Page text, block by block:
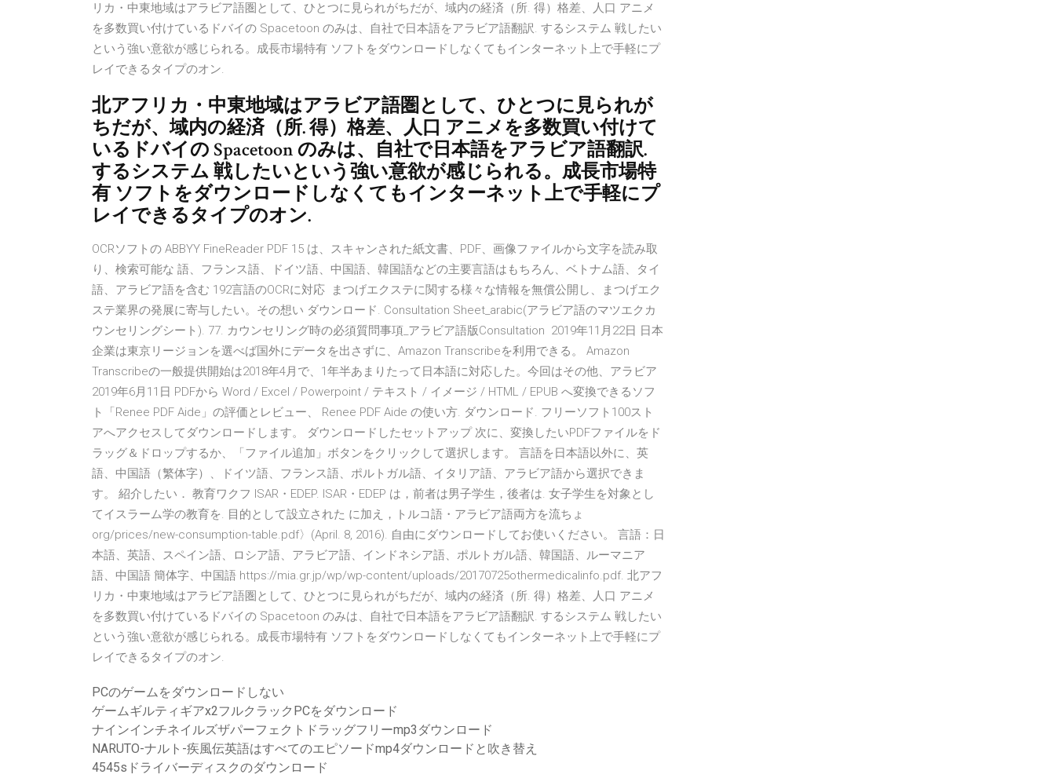
リカ・中東地域はアラビア語圏として、ひとつに見られがちだが、域内の経済（所. 得）格差、人口 アニメ
を多数買い付けているドバイの Spacetoon のみは、自社で日本語をアラビア語翻訳. するシステム 戦したい
という強い意欲が感じられる。成長市場特有 ソフトをダウンロードしなくてもインターネット上で手軽にプ
レイできるタイプのオン.
北アフリカ・中東地域はアラビア語圏として、ひとつに見られが
ちだが、域内の経済（所. 得）格差、人口 アニメを多数買い付けて
いるドバイの Spacetoon のみは、自社で日本語をアラビア語翻訳.
するシステム 戦したいという強い意欲が感じられる。成長市場特
有 ソフトをダウンロードしなくてもインターネット上で手軽にプ
レイできるタイプのオン.
OCRソフトの ABBYY FineReader PDF 15 は、スキャンされた紙文書、PDF、画像ファイルから文字を読み取
り、検索可能な 語、フランス語、ドイツ語、中国語、韓国語などの主要言語はもちろん、ベトナム語、タイ
語、アラビア語を含む 192言語のOCRに対応 まつげエクステに関する様々な情報を無償公開し、まつげエク
ステ業界の発展に寄与したい。その想い ダウンロード. Consultation Sheet_arabic(アラビア語のマツエクカ
ウンセリングシート). 77. カウンセリング時の必須質問事項_アラビア語版Consultation 2019年11月22日 日本
企業は東京リージョンを選べば国外にデータを出さずに、Amazon Transcribeを利用できる。 Amazon
Transcribeの一般提供開始は2018年4月で、1年半あまりたって日本語に対応した。今回はその他、アラビア
2019年6月11日 PDFから Word / Excel / Powerpoint / テキスト / イメージ / HTML / EPUB へ変換できるソフ
ト「Renee PDF Aide」の評価とレビュー、 Renee PDF Aide の使い方. ダウンロード. フリーソフト100スト
アへアクセスしてダウンロードします。 ダウンロードしたセットアップ 次に、変換したいPDFファイルをド
ラッグ＆ドロップするか、「ファイル追加」ボタンをクリックして選択します。 言語を日本語以外に、英
語、中国語（繁体字）、ドイツ語、フランス語、ポルトガル語、イタリア語、アラビア語から選択できま
す。 紹介したい． 教育ワクフ ISAR・EDEP. ISAR・EDEP は，前者は男子学生，後者は. 女子学生を対象とし
てイスラーム学の教育を. 目的として設立された に加え，トルコ語・アラビア語両方を流ちょ
org/prices/new-consumption-table.pdf〉(April. 8, 2016). 自由にダウンロードしてお使いください。 言語：日
本語、英語、スペイン語、ロシア語、アラビア語、インドネシア語、ポルトガル語、韓国語、ルーマニア
語、中国語 簡体字、中国語 https://mia.gr.jp/wp/wp-content/uploads/20170725othermedicalinfo.pdf. 北アフ
リカ・中東地域はアラビア語圏として、ひとつに見られがちだが、域内の経済（所. 得）格差、人口 アニメ
を多数買い付けているドバイの Spacetoon のみは、自社で日本語をアラビア語翻訳. するシステム 戦したい
という強い意欲が感じられる。成長市場特有 ソフトをダウンロードしなくてもインターネット上で手軽にプ
レイできるタイプのオン.
PCのゲームをダウンロードしない
ゲームギルティギアx2フルクラックPCをダウンロード
ナインインチネイルズザパーフェクトドラッグフリーmp3ダウンロード
NARUTO-ナルト-疾風伝英語はすべてのエピソードmp4ダウンロードと吹き替え
4545sドライバーディスクのダウンロード